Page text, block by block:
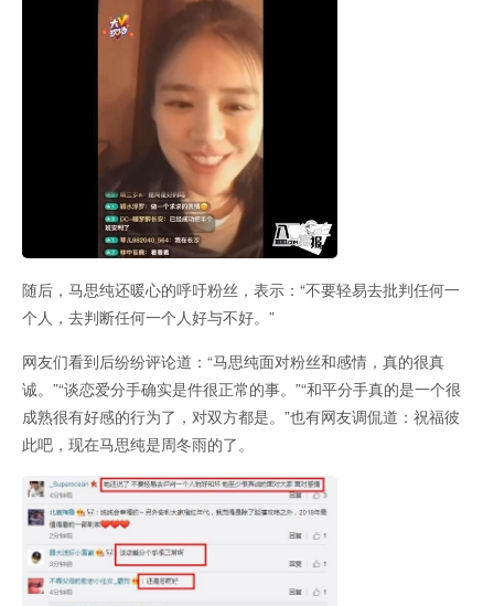
随后，马思纯还暖心的呼吁粉丝，表示：“不要轻易去批判任何一
个人，去判断任何一个人好与不好。”
网友们看到后纷纷评论道：“马思纯面对粉丝和感情，真的很真
诚。”“谈恋爱分手确实是件很正常的事。”“和平分手真的是一个很
成熟很有好感的行为了，对双方都是。”也有网友调侃道：祝福彼
此吧，现在马思纯是周冬雨的了。